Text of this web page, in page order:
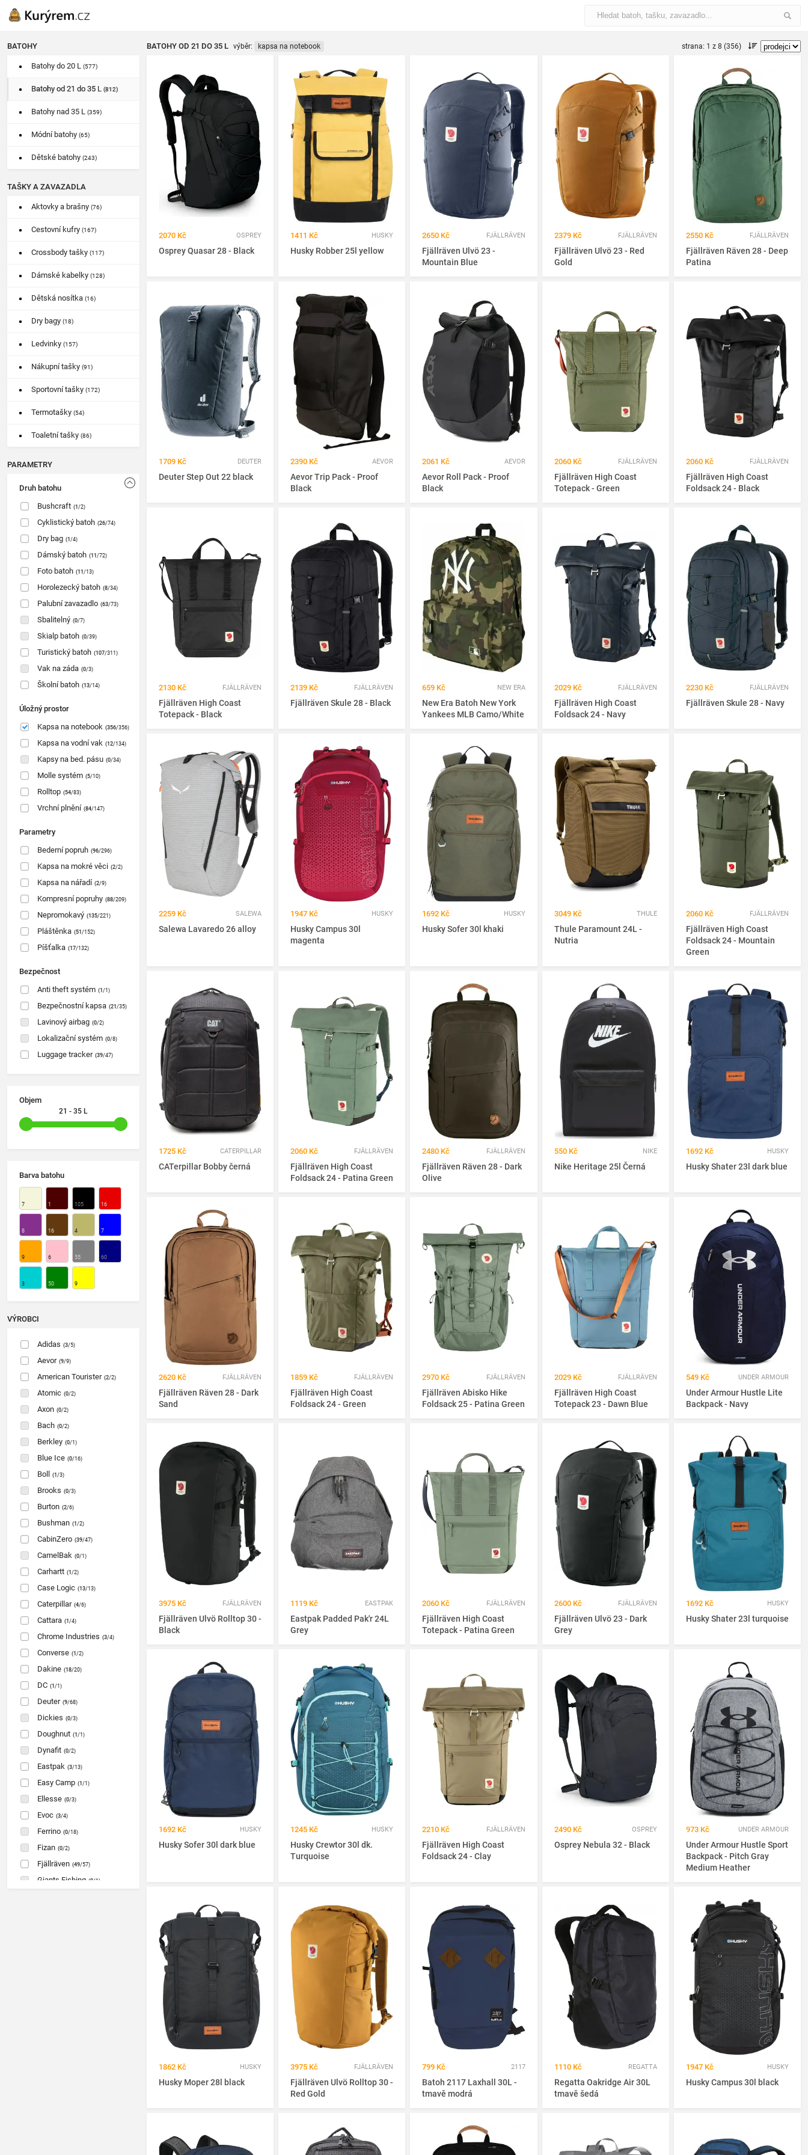
BATOHY
Batohy do 20 L (577)
Batohy od 21 do 35 L (812)
Batohy nad 35 L (359)
Módní batohy (65)
Dětské batohy (243)
TAŠKY A ZAVAZADLA
Aktovky a brašny (76)
Cestovní kufry (167)
Crossbody tašky (117)
Dámské kabelky (128)
Dětská nosítka (16)
Dry bagy (18)
Ledvinky (157)
Nákupní tašky (91)
Sportovní tašky (172)
Termotašky (54)
Toaletní tašky (86)
PARAMETRY
Druh batohu
Bushcraft (1 /2)
Cyklistický batoh (26/74)
Dry bag (1 /4)
Dámský batoh (11 /72)
Foto batoh (11 /13)
Horolezecký batoh (8/34)
Palubní zavazadlo (63/73)
Sbalitelný (0/7)
Skialp batoh (0/39)
Turistický batoh (107/311)
Vak na záda (0/3)
Školní batoh (13/14)
Úložný prostor
Kapsa na notebook (356/356)
Kapsa na vodní vak (12/134)
Kapsy na bed. pásu (0/34)
Molle systém (5/10)
Rolltop (54/83)
Vrchní plnění (84/147)
Parametry
Bederní popruh (96/296)
Kapsa na mokré věci (2/2)
Kapsa na nářadí (2/9)
Kompresní popruhy (88/209)
Nepromokavý (135/221)
Pláštěnka (51 /152)
Píšťalka (17/132)
Bezpečnost
Anti theft systém (1 /1)
Bezpečnostní kapsa (21 /35)
Lavinový airbag (0/2)
Lokalizační systém (0/8)
Luggage tracker (39/47)
Objem
21 - 35 L
Barva batohu
7 1 105 16
8 16 4 7
9 6 55 60
3 50 9
VÝROBCI
Adidas (3/5)
Aevor (9/9)
American Tourister (2/2)
Atomic (0/2)
Axon (0/2)
Bach (0/2)
Berkley (0/1)
Blue Ice (0/16)
Boll (1 /3)
Brooks (0/3)
Burton (2/6)
Bushman (1 /2)
CabinZero (39/47)
CamelBak (0/1)
Carhartt (1 /2)
Case Logic (13/13)
Caterpillar (4/6)
Cattara (1 /4)
Chrome Industries (3/4)
Converse (1 /2)
Dakine (18/20)
DC (1 /1)
Deuter (9/68)
Dickies (0/3)
Doughnut (1 /1)
Dynafit (0/2)
Eastpak (3/13)
Easy Camp (1 /1)
Ellesse (0/3)
Evoc (3/4)
Ferrino (0/18)
Fizan (0/2)
Fjällräven (49/57)
Giants Fishing (0 /1)
BATOHY OD 21 DO 35 L výběr: kapsa na notebook strana: 1 z 8 (356)
2070 Kč OSPREY
Osprey Quasar 28 - Black
1411 Kč HUSKY
Husky Robber 25l yellow
2650 Kč FJÄLLRÄVEN
Fjällräven Ulvö 23 -
Mountain Blue
2379 Kč FJÄLLRÄVEN
Fjällräven Ulvö 23 - Red
Gold
2550 Kč FJÄLLRÄVEN
Fjällräven Räven 28 - Deep
Patina
1709 Kč DEUTER
Deuter Step Out 22 black
2390 Kč AEVOR
Aevor Trip Pack - Proof
Black
2061 Kč AEVOR
Aevor Roll Pack - Proof
Black
2060 Kč FJÄLLRÄVEN
Fjällräven High Coast
Totepack - Green
2060 Kč FJÄLLRÄVEN
Fjällräven High Coast
Foldsack 24 - Black
2130 Kč FJÄLLRÄVEN
Fjällräven High Coast
Totepack - Black
2139 Kč FJÄLLRÄVEN
Fjällräven Skule 28 - Black
659 Kč NEW ERA
New Era Batoh New York
Yankees MLB Camo/White
2029 Kč FJÄLLRÄVEN
Fjällräven High Coast
Foldsack 24 - Navy
2230 Kč FJÄLLRÄVEN
Fjällräven Skule 28 - Navy
2259 Kč SALEWA
Salewa Lavaredo 26 alloy
1947 Kč HUSKY
Husky Campus 30l
magenta
1692 Kč HUSKY
Husky Sofer 30l khaki
3049 Kč THULE
Thule Paramount 24L -
Nutria
2060 Kč FJÄLLRÄVEN
Fjällräven High Coast
Foldsack 24 - Mountain
Green
1725 Kč CATERPILLAR
CATerpillar Bobby černá
2060 Kč FJÄLLRÄVEN
Fjällräven High Coast
Foldsack 24 - Patina Green
2480 Kč FJÄLLRÄVEN
Fjällräven Räven 28 - Dark
Olive
550 Kč NIKE
Nike Heritage 25l Černá
1692 Kč HUSKY
Husky Shater 23l dark blue
2620 Kč FJÄLLRÄVEN
Fjällräven Räven 28 - Dark
Sand
1859 Kč FJÄLLRÄVEN
Fjällräven High Coast
Foldsack 24 - Green
2970 Kč FJÄLLRÄVEN
Fjällräven Abisko Hike
Foldsack 25 - Patina Green
2029 Kč FJÄLLRÄVEN
Fjällräven High Coast
Totepack 23 - Dawn Blue
549 Kč UNDER ARMOUR
Under Armour Hustle Lite
Backpack - Navy
3975 Kč FJÄLLRÄVEN
Fjällräven Ulvö Rolltop 30 -
Black
1119 Kč EASTPAK
Eastpak Padded Pak'r 24L
Grey
2060 Kč FJÄLLRÄVEN
Fjällräven High Coast
Totepack - Patina Green
2600 Kč FJÄLLRÄVEN
Fjällräven Ulvö 23 - Dark
Grey
1692 Kč HUSKY
Husky Shater 23l turquoise
1692 Kč HUSKY
Husky Sofer 30l dark blue
1245 Kč HUSKY
Husky Crewtor 30l dk.
Turquoise
2210 Kč FJÄLLRÄVEN
Fjällräven High Coast
Foldsack 24 - Clay
2490 Kč OSPREY
Osprey Nebula 32 - Black
973 Kč UNDER ARMOUR
Under Armour Hustle Sport
Backpack - Pitch Gray
Medium Heather
1862 Kč HUSKY
Husky Moper 28l black
3975 Kč FJÄLLRÄVEN
Fjällräven Ulvö Rolltop 30 -
Red Gold
799 Kč 2117
Batoh 2117 Laxhall 30L -
tmavě modrá
1110 Kč REGATTA
Regatta Oakridge Air 30L
tmavě šedá
1947 Kč HUSKY
Husky Campus 30l black